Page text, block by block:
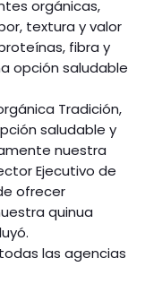
orgánicas,
textura y valor
fibra y
opción saludable
Tradición,
saludable y
nuestra
Ejecutivo de
ofrecer
quinua
las agencias